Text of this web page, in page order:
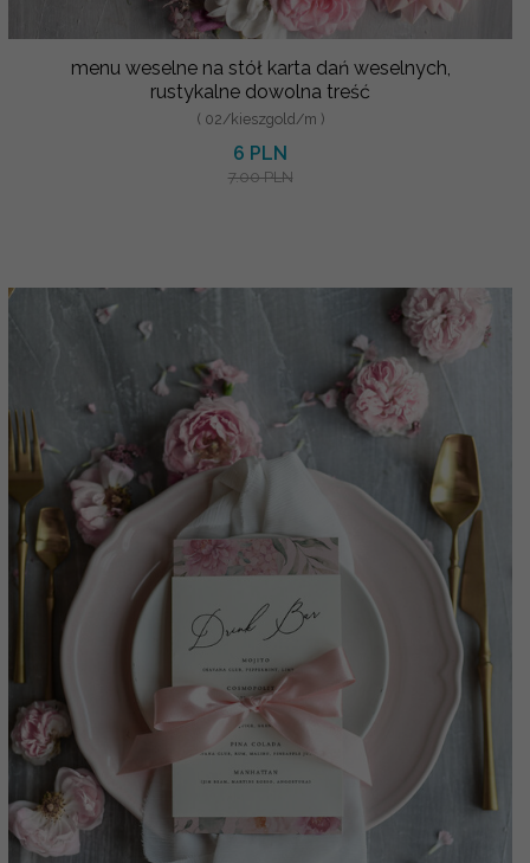
menu weselne na stół karta dań weselnych,
rustykalne dowolna treść
( 02/kieszgold/m )
6 PLN
7.00 PLN